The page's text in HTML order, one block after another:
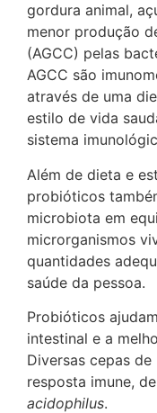
gordura animal,
menor produção
(AGCC) pelas
AGCC são
através de uma
estilo de vida
sistema
Além de dieta e
probióticos
microbiota em
microrganismos
quantidades
saúde da pessoa.
Probióticos
intestinal e a
Diversas cepas
resposta imune,
acidophilus.